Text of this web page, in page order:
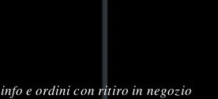
info e ordini con ritiro in negozio